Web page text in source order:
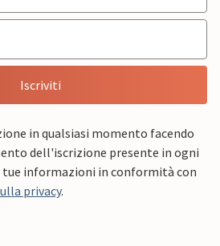
Iscriviti
in qualsiasi momento facendo
dell'iscrizione presente in ogni
informazioni in conformità con
privacy.